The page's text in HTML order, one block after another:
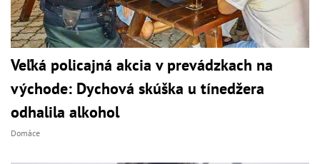
Veľká policajná akcia v prevádzkach na
východe: Dychová skúška u tínedžera
odhalila alkohol
Domáce